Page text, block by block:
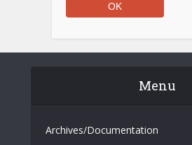
Menu
Archives/Documentation